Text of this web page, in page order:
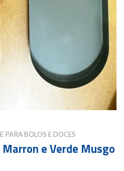
PARA BOLOS E DOCES
e Verde Musgo